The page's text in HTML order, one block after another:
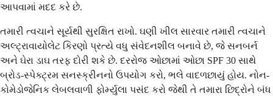
આપવામાં મદદ કરે છે.
તમારી ત્વચાને સૂર્યથી સુરક્ષિત રાખો. ઘણી ખીલ સારવાર તમારી ત્વચાને
અલ્ટ્રાવાયોલેટ કિરણો પ્રત્યે વધુ સંવેદનશીલ બનાવે છે, જે સનબર્ન
અને ઘેરા ડાઘ તરફ દોરી શકે છે. દરરોજ ઓછામાં ઓછા SPF 30 સાથે
બ્રોડ-સ્પેક્ટ્રમ સનસ્ક્રીનનો ઉપયોગ કરો, ભલે વાદળછાયું હોય. નોન-
કોમેડોજેનિક લેબલવાળી ફોર્મ્યુલા પસંદ કરો જેથી તે તમારા છિદ્રોને બંધ